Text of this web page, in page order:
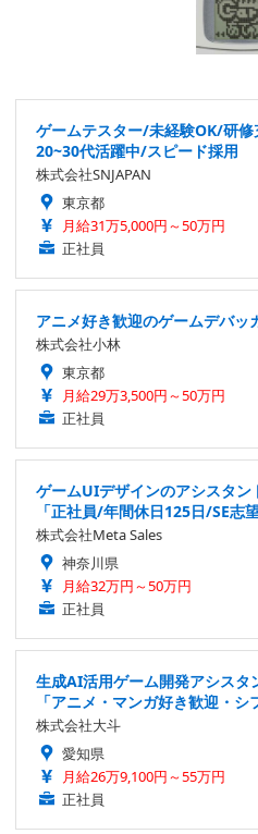
ゲームテスター/未経験OK/研
20~30代活躍中/スピード採用
株式会社SNJAPAN
東京都
月給31万5,000円～50万円
正社員
アニメ好き歓迎のゲームデバ
株式会社小林
東京都
月給29万3,500円～50万円
正社員
ゲームUIデザインのアシスタン
「正社員/年間休日125日/SE志
株式会社Meta Sales
神奈川県
月給32万円～50万円
正社員
生成AI活用ゲーム開発アシスタ
「アニメ・マンガ好き歓迎・
株式会社大斗
愛知県
月給26万9,100円～55万円
正社員